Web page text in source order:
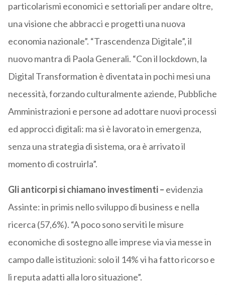
particolarismi economici e settoriali per andare oltre,
una visione che abbracci e progetti una nuova
economia nazionale”. “Trascendenza Digitale”, il
nuovo mantra di Paola Generali. “Con il lockdown, la
Digital Transformation è diventata in pochi mesi una
necessità, forzando culturalmente aziende, Pubbliche
Amministrazioni e persone ad adottare nuovi processi
ed approcci digitali: ma si è lavorato in emergenza,
senza una strategia di sistema, ora è arrivato il
momento di costruirla”.
Gli anticorpi si chiamano investimenti – evidenzia
Assinte: in primis nello sviluppo di business e nella
ricerca (57,6%). “A poco sono serviti le misure
economiche di sostegno alle imprese via via messe in
campo dalle istituzioni: solo il 14% vi ha fatto ricorso e
li reputa adatti alla loro situazione”.